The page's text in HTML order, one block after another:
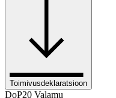
Toimivusdeklaratsioon
DoP20 Valamu